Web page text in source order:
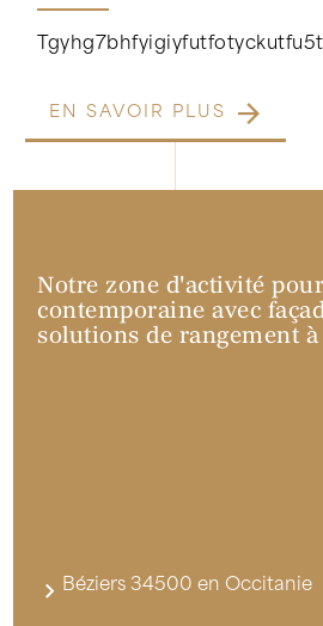
EN SAVOIR PLUS
Notre zone d'activité
contemporaine avec
solutions de rangement à
Béziers 34500 en Occitanie